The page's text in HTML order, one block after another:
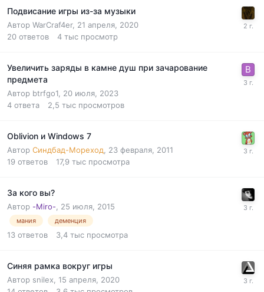
Подвисание игры из-за музыки
Автор WarCraf4er, 21 апреля, 2020
20 ответов 4 тыс просмотр
Увеличить заряды в камне душ при зачарование
предмета
Автор btrfgo1, 20 июля, 2023
4 ответа 2,5 тыс просмотров
Oblivion и Windows 7
Автор Синдбад-Мореход, 23 февраля, 2011
19 ответов 17,9 тыс просмотра
За кого вы?
Автор -Miro-, 25 июля, 2015
мания деменция
13 ответов 3,4 тыс просмотра
Синяя рамка вокруг игры
Автор snilex 15 апреля, 2020